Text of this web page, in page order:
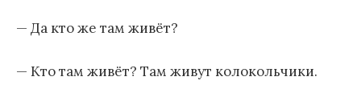
— Да кто же там живёт?
— Кто там живёт? Там живут колокольчики.